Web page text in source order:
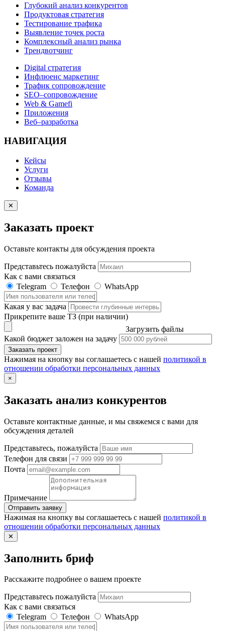
Глубокий анализ конкурентов
Продуктовая стратегия
Тестирование трафика
Выявление точек роста
Комплексный анализ рынка
Трендвотчинг
Digital стратегия
Инфлюенс маркетинг
Трафик сопровождение
SEO–сопровождение
Web & Gamefi
Приложения
Веб–разработка
НАВИГАЦИЯ
Кейсы
Услуги
Отзывы
Команда
✕
Заказать проект
Оставьте контакты для обсуждения проекта
Представьтесь пожалуйста
Как с вами связаться
Telegram
Телефон WhatsApp
Какая у вас задача
Прикрепите ваше ТЗ (при наличии)
Загрузить файлы
Какой бюджет заложен на задачу
Заказать проект
Нажимая на кнопку вы соглашаетесь с нашей политикой в
отношении обработки персональных данных
×
Заказать анализ конкурентов
Оставьте контактные данные, и мы свяжемся с вами для
обсуждения деталей
Представьтесь, пожалуйста
Телефон для связи
Почта
Примечание
Отправить заявку
Нажимая на кнопку вы соглашаетесь с нашей политикой в
отношении обработки персональных данных
✕
Заполнить бриф
Расскажите подробнее о вашем проекте
Представьтесь пожалуйста
Как с вами связаться
Telegram
Телефон WhatsApp